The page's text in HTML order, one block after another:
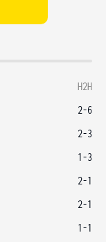
H2H
2-6
2-3
1-3
2-1
2-1
1-1